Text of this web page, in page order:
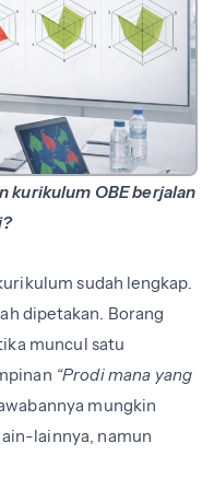
kurikulum OBE berjalan
sudah lengkap.
dipetakan. Borang
muncul satu
“Prodi mana yang
mungkin
lainnya, namun